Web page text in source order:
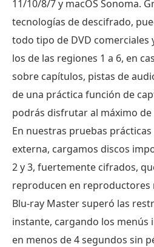
11/10/8/7 y macOS Sonoma.
tecnologías de descifrado,
todo tipo de DVD
los de las regiones 1 a 6, en
sobre capítulos, pistas de
de una práctica función de
podrás disfrutar al máximo de
En nuestras pruebas
externa, cargamos discos
2 y 3, fuertemente cifrados,
reproducen en reproductores
Blu-ray Master superó las
instante, cargando los menús
en menos de 4 segundos sin